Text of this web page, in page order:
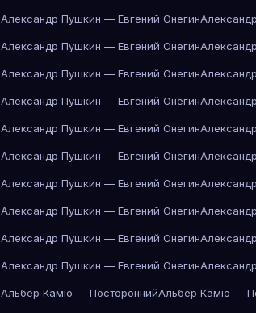
Александр Пушкин — Евгений Онегин
Александр Пушкин — Евгений Онегин
Александр Пушкин — Евгений Онегин
Александр Пушкин — Евгений Онегин
Александр Пушкин — Евгений Онегин
Александр Пушкин — Евгений Онегин
Александр Пушкин — Евгений Онегин
Александр Пушкин — Евгений Онегин
Александр Пушкин — Евгений Онегин
Александр Пушкин — Евгений Онегин
Альбер Камю — ПостороннийАльбер Камю —